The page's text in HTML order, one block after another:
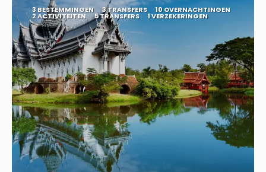
3 BESTEMMINGEN 3 TRANSFERS 10 OVERNACHTINGEN
2 ACTIVITEITEN 5 TRANSFERS 1 VERZEKERINGEN